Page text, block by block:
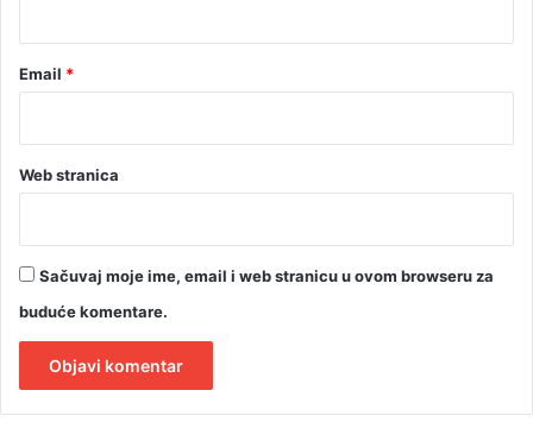
Email *
Web stranica
Sačuvaj moje ime, email i web stranicu u ovom browseru za
buduće komentare.